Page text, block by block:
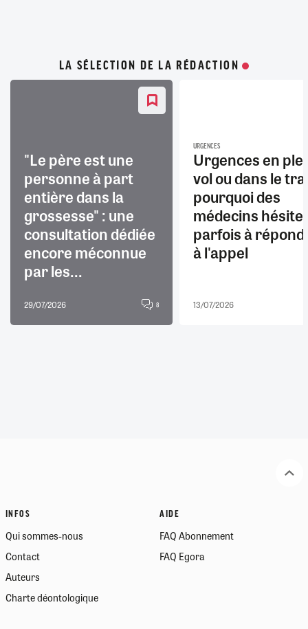
LA SÉLECTION DE LA RÉDACTION
"Le père est une
personne à part
entière dans la
grossesse" : une
consultation dédiée
encore méconnue
par les...
29/07/2026 8
URGENCES
Urgences en
vol ou dans le
pourquoi des
médecins
parfois à
à l'appel
13/07/2026
INFOS
Qui sommes-nous
Contact
Auteurs
Charte déontologique
AIDE
FAQ Abonnement
FAQ Egora